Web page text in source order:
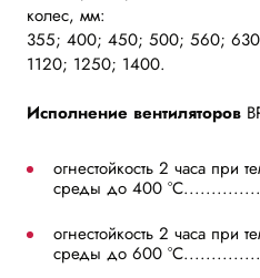
колес, мм:
355; 400; 450; 500; 560;
1120; 1250; 1400.
Исполнение вентиляторов
огнестойкость 2 часа при
среды до 400
огнестойкость 2 часа при
среды до 600